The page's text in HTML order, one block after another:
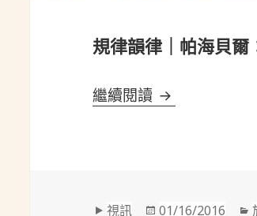
規律韻律｜帕海貝爾
繼續閱讀 規律韻律｜帕
格
視訊 發
01/16/2016